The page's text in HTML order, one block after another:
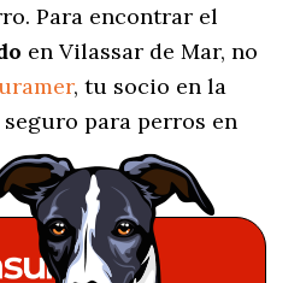
Para encontrar el
en Vilassar de Mar, no
, tu socio en la
para perros en